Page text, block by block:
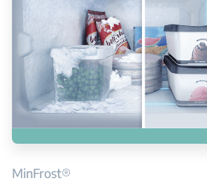
MinFrost®